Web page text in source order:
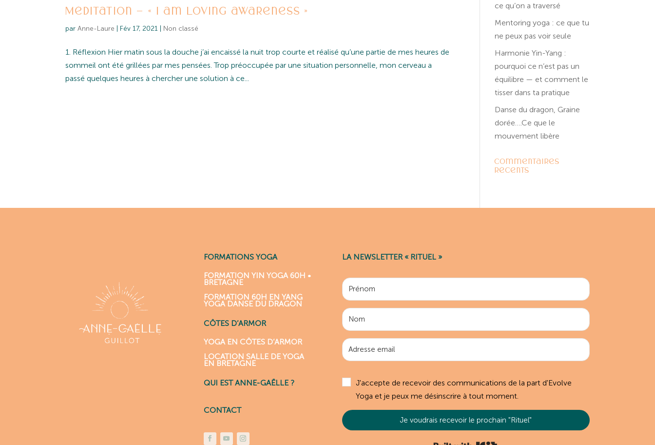
Méditation – « I am Loving awareness »
parAnne-Laure Fév 17, 2021 Non classé
1. Réflexion Hier matin sous la douche j’ai encaissé la nuit trop courte et réalisé qu’une partie de mes heures de
sommeil ont été grillées par mes pensées. Trop préoccupée par une situation personnelle, mon cerveau a
passé quelques heures à chercher une solution à ce...
ce qu’on a traversé
Mentoring yoga : ce que tu
ne peux pas voir seule
Harmonie Yin-Yang :
pourquoi ce n’est pas un
équilibre — et comment le
tisser dans ta pratique
Danse du dragon, Graine
dorée….Ce que le
mouvement libère
Commentaires
récents
FORMATIONS YOGA
FORMATION YIN YOGA 60H •
BRETAGNE
FORMATION 60H EN YANG
YOGA DANSE DU DRAGON
CÔTES D’ARMOR
YOGA EN CÔTES D’ARMOR
LOCATION SALLE DE YOGA
EN BRETAGNE
QUI EST ANNE-GAËLLE ?
CONTACT
LA NEWSLETTER « RITUEL »
J'accepte de recevoir des communications de la part d'Evolve
Yoga et je peux me désinscrire à tout moment.
Je voudrais recevoir le prochain "Rituel"